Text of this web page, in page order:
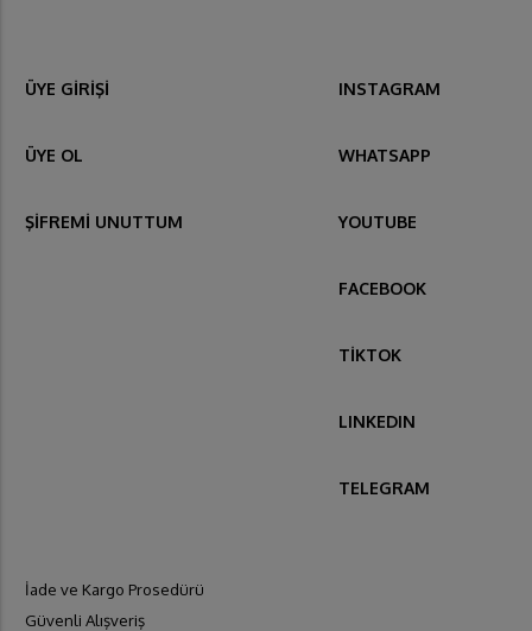
ÜYE GİRİŞİ
ÜYE OL
ŞİFREMİ UNUTTUM
INSTAGRAM
WHATSAPP
YOUTUBE
FACEBOOK
TİKTOK
LINKEDIN
TELEGRAM
İade ve Kargo Prosedürü
Güvenli Alışveriş